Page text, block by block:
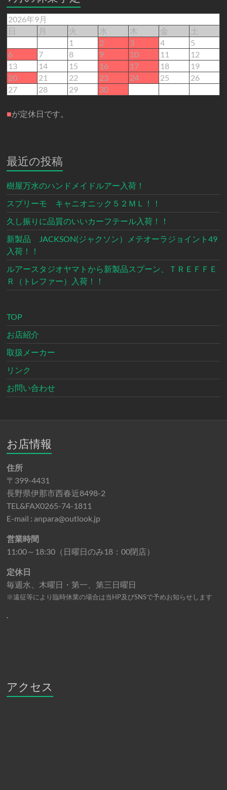
2026年9月
日
月 火 水 木 金
土
1
2 3 4
5
6
7 8 9 10 11
12
13
14 15 16 17 18
19
20
21 22 23 24 25
26
27
28 29 30
■が定休日です。
最近の投稿
樹屋万水のハンドメイドルアー入荷！
スプリーモ キャニオニック５２ＭＬ！！
久し振りに品質のいいカーフテール入荷！！
新製品 JACKSON(ジャクソン）メテオーラジョイント49
入荷！！
ルアースタジオヤマトから新製品スプーン、ＴＲＥＦＦＥ
Ｒ（トレファー）入荷！！
TOP
お店紹介
取扱メーカー
リンク
お問い合わせ
お店情報
住所
〒399-4431
長野県伊那市西春近8498-2
TEL&FAX0265-74-1811
E-mail : anpara@outlook.jp
営業時間
11:00～18:30（日曜日のみ18：00閉店）
定休日
毎週水、木曜日・第一、第三日曜日
※遠征等により臨時休業の場合は当HP及びSNSで予めお知らせします
.
アクセス